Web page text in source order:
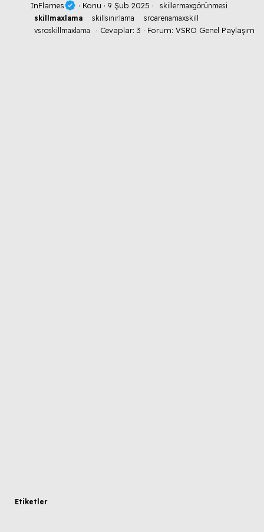
InFlames
Konu 9 Şub 2025
skillermaxgörünmesi
skillmaxlama
skillsınırlama
sroarenamaxskill
vsroskillmaxlama
Cevaplar: 3 Forum: VSRO Genel Paylaşım
Etiketler